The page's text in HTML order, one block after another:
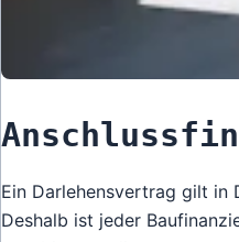
Ein Darlehensvertrag gilt in
Deshalb ist jeder